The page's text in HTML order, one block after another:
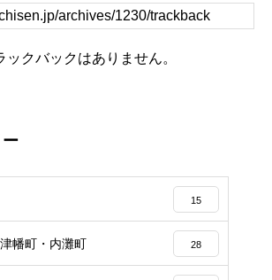
ックバックはありません。
15
幡町・内灘町 28